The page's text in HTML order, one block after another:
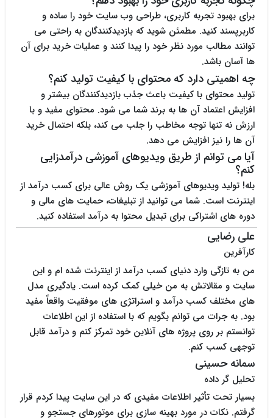
برای بهبود تجربه کاربری، طراحی وب سایت خود را ساده و
کاربرپسند کنید. مطمئن شوید که بازدیدکنندگان به راحتی می
توانند مطالب مورد نظر خود را پیدا کنند و عملیات خرید برای آن
ها آسان باشد.
چه اهمیتی دارد که محتوای با کیفیت تولید کنم؟
تولید محتوای با کیفیت باعث جذب بازدیدکنندگان بیشتر و
افزایش اعتماد آن ها به برند شما می شود. محتوای مفید و با
ارزش نه تنها توجه مخاطب را جلب می کند، بلکه احتمال خرید
آن ها را نیز افزایش می دهد.
آیا می توانم از طریق ویدیوهای آموزشی درآمدزایی
کنم؟
بله! تولید ویدیوهای آموزشی یک روش عالی برای کسب درآمد از
اینترنت است. شما می توانید از تبلیغات، حمایت های مالی و
دوره های اشتراکی برای تبدیل محتوا به درآمد استفاده کنید.
علی رضایی
کارآفرین
من به تازگی وارد دنیای کسب درآمد از اینترنت شده ام و این
سایت و مقالاتش به من خیلی کمک کرده است. یادگیری مدل
های مختلف کسب درآمد و استراتژی های موفقیت واقعاً مفید
بود. به جرات می توانم بگویم که با استفاده از این اطلاعات
توانستم بر روی پروژه های آنلاین خود تمرکز کنم و درآمد قابل
توجهی کسب کنم.
سمانه حسینی
تحلیل گر داده
بسیار تحت تأثیر اطلاعات مفیدی که در این سایت پیدا کردم قرار
گرفتم. نکات در مورد بهینه سازی برای موتورهای جستجو و